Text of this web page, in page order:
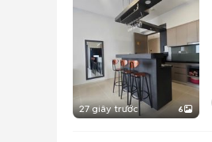
27 giây trước 6